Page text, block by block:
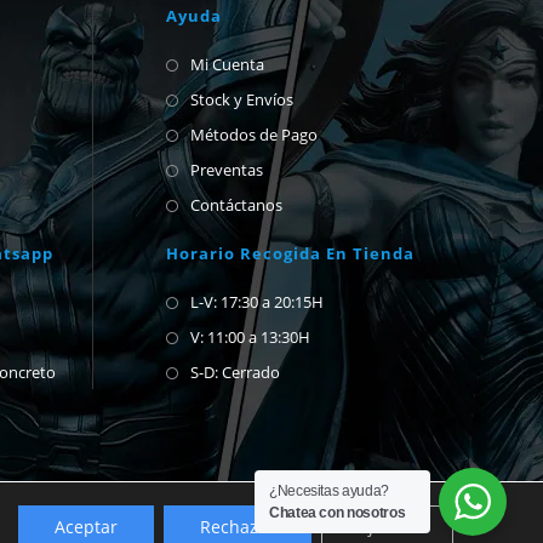
Descartar
Ayuda
Mi Cuenta
Stock y Envíos
Métodos de Pago
Preventas
Contáctanos
Horario Recogida En Tienda
L-V: 17:30 a 20:15H
V: 11:00 a 13:30H
S-D: Cerrado
Aceptar Rechazar
¿Necesitas ayuda?
Chatea con nosotros